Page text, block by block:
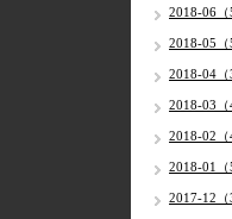
2018-06（
2018-05（
2018-04（
2018-03（
2018-02（
2018-01（
2017-12（